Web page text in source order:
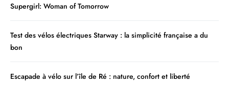
Supergirl: Woman of Tomorrow
Test des vélos électriques Starway : la simplicité française a du
bon
Escapade à vélo sur l’île de Ré : nature, confort et liberté